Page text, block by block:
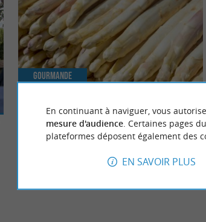
Asperge blanche des Sables des Landes, trésor
gastronomique de la région
Gourmande
En continuant à naviguer, vous
mesure d'audience. Certaines pages
plateformes déposent également des
EN SAVOIR PLUS